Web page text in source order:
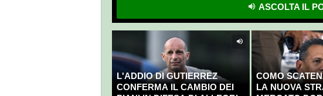
ASCOLTA IL
L'ADDIO DI GUTIERREZ
CONFERMA IL CAMBIO DEI
COMO
LA NUOVA